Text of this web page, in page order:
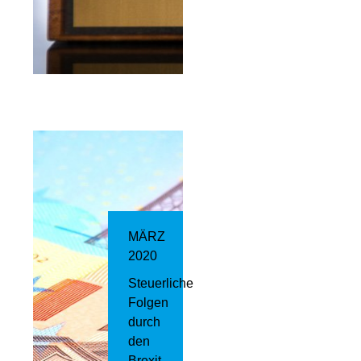
MÄRZ
2020
Steuerliche
Folgen
durch
den